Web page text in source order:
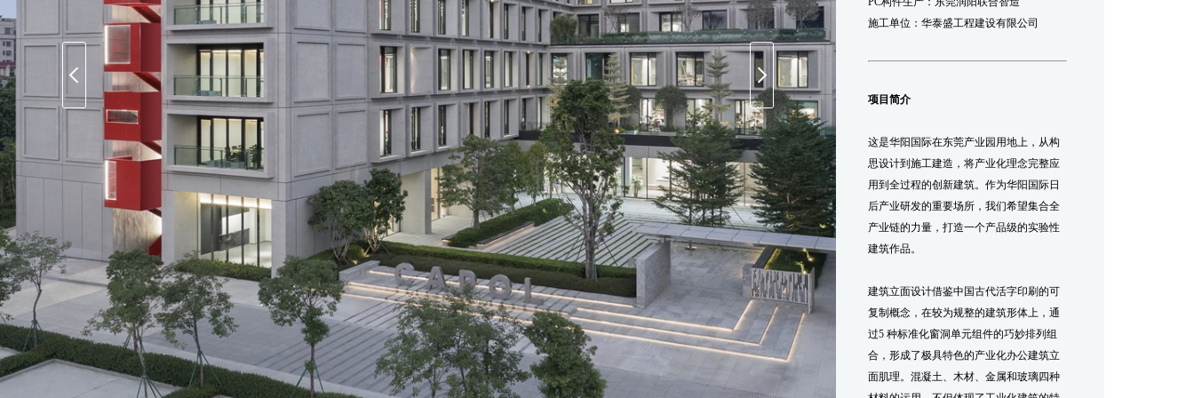
施工单位：华泰盛工程建设有限公司
项目简介
这是华阳国际在东莞产业园用地上，从构
思设计到施工建造，将产业化理念完整应
用到全过程的创新建筑。作为华阳国际日
后产业研发的重要场所，我们希望集合全
产业链的力量，打造一个产品级的实验性
建筑作品。
建筑立面设计借鉴中国古代活字印刷的可
复制概念，在较为规整的建筑形体上，通
过5 种标准化窗洞单元组件的巧妙排列组
合，形成了极具特色的产业化办公建筑立
面肌理。混凝土、木材、金属和玻璃四种